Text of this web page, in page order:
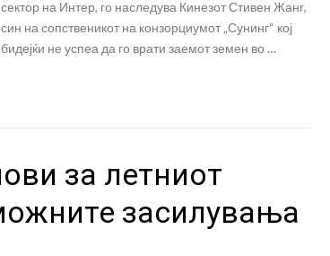
сектор на Интер, го наследува Кинезот Стивен Жанг,
син на сопственикот на конзорциумот „Сунинг“ кој
бидејќи не успеа да го врати заемот земен во …
за летниот
засилувања